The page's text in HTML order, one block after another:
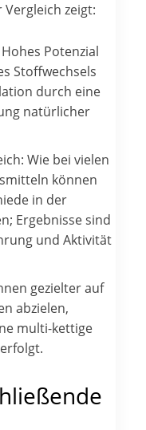
zeigt:
Potenzial
Stoffwechsels
durch eine
natürlicher
Wie bei vielen
können
in der
Ergebnisse sind
und Aktivität
gezielter auf
abzielen,
multi-kettige